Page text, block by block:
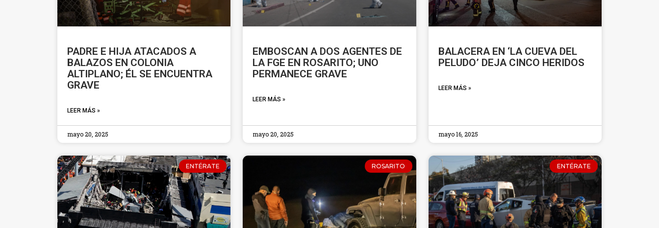
PADRE E HIJA ATACADOS A
BALAZOS EN COLONIA
ALTIPLANO; ÉL SE ENCUENTRA
GRAVE
LEER MÁS »
mayo 20, 2025
EMBOSCAN A DOS AGENTES DE
LA FGE EN ROSARITO; UNO
PERMANECE GRAVE
LEER MÁS »
mayo 20, 2025
BALACERA EN ‘LA CUEVA DEL
PELUDO’ DEJA CINCO HERIDOS
LEER MÁS »
mayo 16, 2025
ENTÉRATE ROSARITO ENTÉRATE